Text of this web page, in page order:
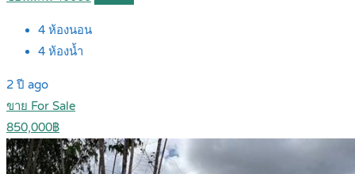
4 ห้องนอน
4 ห้องน้ำ
2 ปี ago
ขาย For Sale
850,000฿